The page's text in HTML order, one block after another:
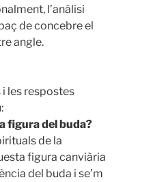
l’anàlisi
de concebre el
angle.
les respostes
figura del buda?
de la
figura canviària
del buda i se’m